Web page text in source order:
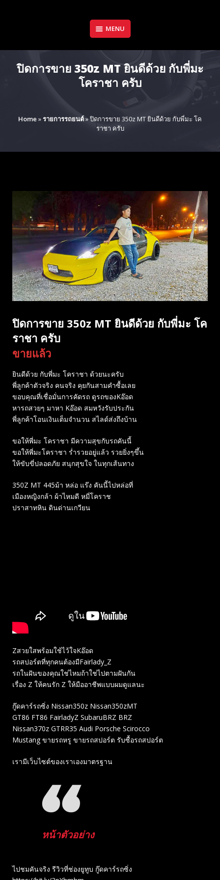
MENU
ปิดการขาย 350z MT ยินดีด้วย กับพี่มะ
โคราชา ครับ
Home »รายการรถยนต์»ปิดการขาย 350z MT ยินดีด้วย กับพี่มะ โค
ราชา ครับ
ปิดการขาย 350z MT ยินดีด้วย กับพี่มะ โค
ราชา ครับ
ขายแล้ว
ยินดีด้วย กับพี่มะ โคราชา ด้วยนะครับ
พี่ลูกค้าตัวจริง คนจริง คุยกันสามคำซื้อเลย
ขอบคุณที่เชื่อมั่นการคัดรถ ดูรถของKอ๊อด
หารถสวยๆ มาหา Kอ๊อด สมหวังรับประกัน
พี่ลูกค้าโอนเงินเต็มจำนวน สไลด์ส่งถึงบ้าน
ขอให้พี่มะ โคราชา มีความสุขกับรถคันนี้
ขอให้พี่มะโคราชา ร่ำรวยอยู่แล้ว รวยยิ่งๆขึ้น
ให้ขับขี่ปลอดภัย สนุกสุขใจ ในทุกเส้นทาง
350Z MT 445ม้า หล่อ แร๊ง คันนี้ไปหล่อที่
เมืองหญิงกล้า ผ้าไหมดี หมี่โคราช
ปราสาทหิน ดินด่านเกวียน
Zสวยใสพร้อมใช้ไว้ใจKอ๊อด
รถสปอร์ตที่ทุกคนต้องมีFairlady_Z
รถในฝันของคุณใช่ไหมถ้าใช่ไปตามฝันกัน
เรื่อง Z ให้คนรัก Z ให้มืออาชีพแบบผมดูแลนะ
กู๊ดคาร์รถซิ่ง Nissan350z Nissan350zMT
GT86 FT86 FairladyZ SubaruBRZ BRZ
Nissan370z GTRR35 Audi Porsche Scirocco
Mustang ขายรถหรู ขายรถสปอร์ต รับซื้อรถสปอร์ต
เรามีเว็บไซต์ของเราเองมาตรฐาน
หน้าตัวอย่าง
ไปชมคันจริง รีวิวที่ช่องยู​ทูบ​ กู๊ดคาร์รถซิ่ง